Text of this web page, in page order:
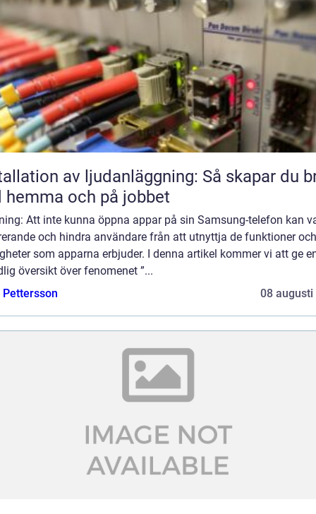
av ljudanläggning: Så skapar du
hemma och på jobbet
Att inte kunna öppna appar på sin Samsung-telefon kan
och hindra användare från att utnyttja de funktioner och
som apparna erbjuder. I denna artikel kommer vi att ge
översikt över fenomenet ”...
08 augusti